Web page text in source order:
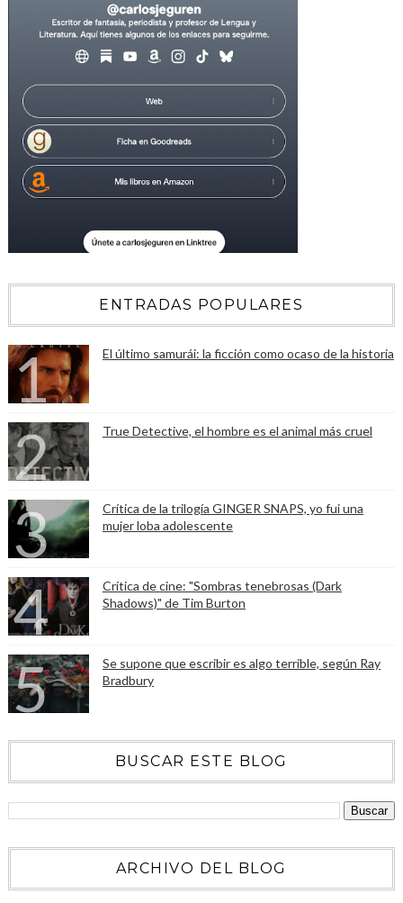
ENTRADAS POPULARES
El último samurái: la ficción como ocaso de la historia
True Detective, el hombre es el animal más cruel
Crítica de la trilogía GINGER SNAPS, yo fui una
mujer loba adolescente
Crítica de cine: "Sombras tenebrosas (Dark
Shadows)" de Tim Burton
Se supone que escribir es algo terrible, según Ray
Bradbury
BUSCAR ESTE BLOG
ARCHIVO DEL BLOG